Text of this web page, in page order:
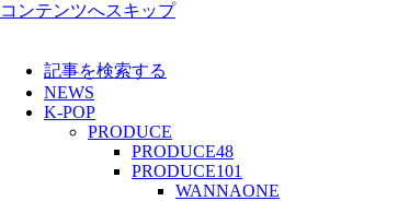
コンテンツへスキップ
記事を検索する
NEWS
K-POP
PRODUCE
PRODUCE48
PRODUCE101
WANNAONE